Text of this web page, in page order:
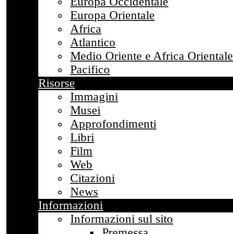
Europa Orientale
Africa
Atlantico
Medio Oriente e Africa Orientale
Pacifico
Risorse
Immagini
Musei
Approfondimenti
Libri
Film
Web
Citazioni
News
Informazioni
Informazioni sul sito